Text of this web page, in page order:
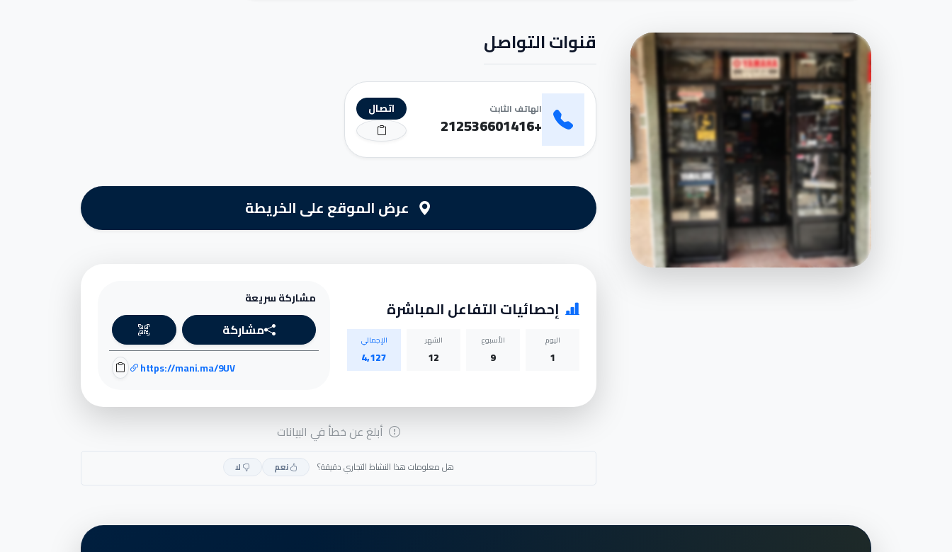
قنوات التواصل
الهاتف الثابت
+212536601416
اتصال
عرض الموقع على الخريطة
إحصائيات التفاعل المباشرة
اليوم
1
الأسبوع
9
الشهر
12
الإجمالي
4,127
مشاركة سريعة
مشاركة
https://mani.ma/9UV
أبلغ عن خطأ في البيانات
هل معلومات هذا النشاط التجاري دقيقة؟ نعم لا